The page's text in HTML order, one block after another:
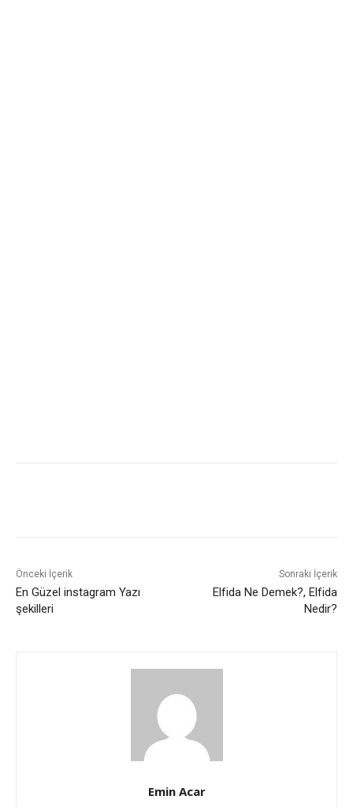
Önceki İçerik
En Güzel instagram Yazı
şekilleri
Sonraki İçerik
Elfida Ne Demek?, Elfida
Nedir?
Emin Acar